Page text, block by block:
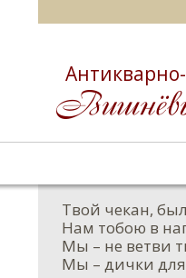
Твой чекан,
Нам тобою в
Мы – не ветви
Мы – дички для